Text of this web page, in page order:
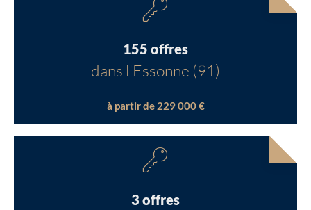
155 offres
dans l'Essonne (91)
à partir de 229 000 €
3 offres